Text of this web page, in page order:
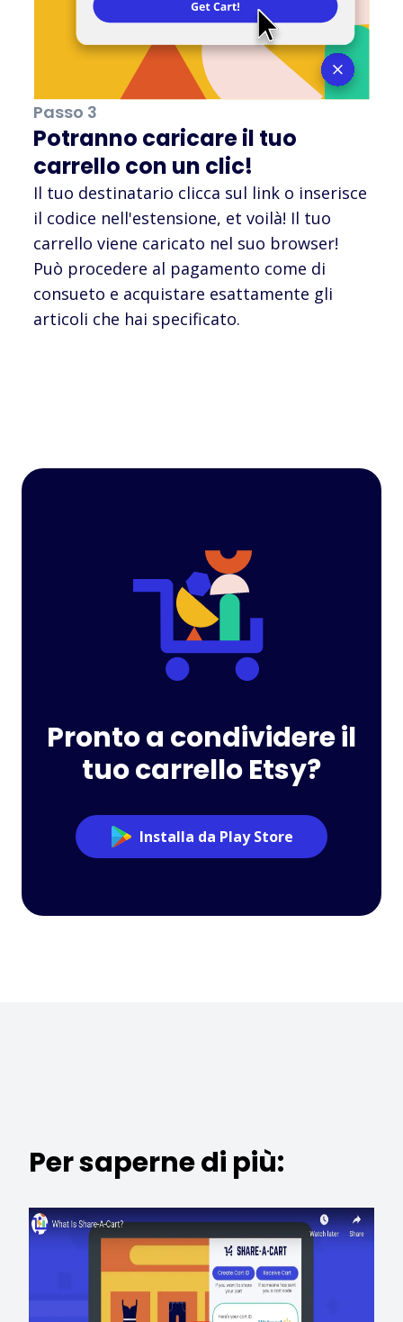
Passo 3
Potranno caricare il tuo
carrello con un clic!
Il tuo destinatario clicca sul link o inserisce
il codice nell'estensione, et voilà! Il tuo
carrello viene caricato nel suo browser!
Può procedere al pagamento come di
consueto e acquistare esattamente gli
articoli che hai specificato.
Pronto a condividere il
tuo carrello Etsy?
Installa da Play Store
Per saperne di più: